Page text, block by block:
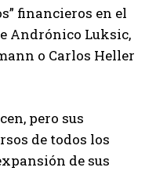
financieros en el
Andrónico Luksic,
o Carlos Heller
pero sus
de todos los
de sus